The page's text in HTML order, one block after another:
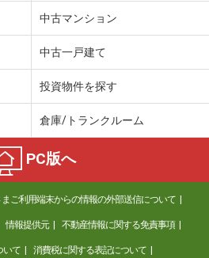
中古マンション
中古一戸建て
投資物件を探す
倉庫/トランクルーム
PC版へ
まご利用端末からの情報の外部送信について
情報提供元 不動産情報に関する免責事項
いて 消費税に関する表記について